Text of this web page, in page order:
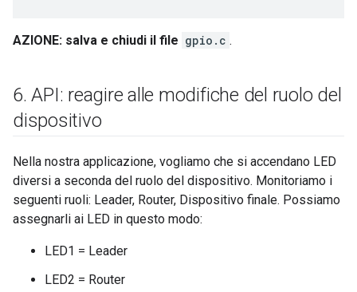
AZIONE: salva e chiudi il file gpio.c .
6. API: reagire alle modifiche del ruolo del
dispositivo
Nella nostra applicazione, vogliamo che si accendano LED
diversi a seconda del ruolo del dispositivo. Monitoriamo i
seguenti ruoli: Leader, Router, Dispositivo finale. Possiamo
assegnarli ai LED in questo modo:
LED1 = Leader
LED2 = Router